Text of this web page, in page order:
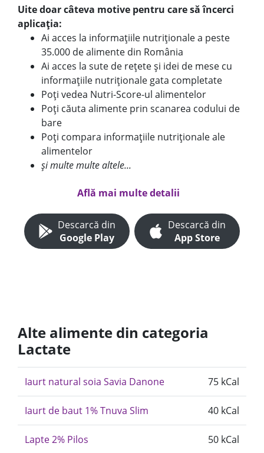
Uite doar câteva motive pentru care să încerci
aplicația:
Ai acces la informațiile nutriționale a peste
35.000 de alimente din România
Ai acces la sute de rețete și idei de mese cu
informațiile nutriționale gata completate
Poți vedea Nutri-Score-ul alimentelor
Poți căuta alimente prin scanarea codului de
bare
Poți compara informațiile nutriționale ale
alimentelor
și multe multe altele...
Află mai multe detalii
Descarcă din
Google Play
Descarcă din
App Store
Alte alimente din categoria
Lactate
Iaurt natural soia Savia Danone 75 kCal
Iaurt de baut 1% Tnuva Slim 40 kCal
Lapte 2% Pilos 50 kCal